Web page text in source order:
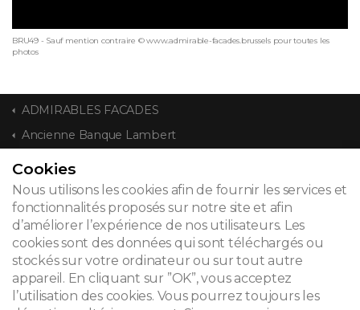
BRU49 - Sauf mention contraire © www.admirable-facades.brussels pour toutes les
photos
ADMIRABLES FACADES
Ancienne Banque Lambert
CONTACT
© 2026
Mentions légales
Cookies
Nous utilisons les cookies afin de fournir les services et
fonctionnalités proposés sur notre site et afin
d’améliorer l’expérience de nos utilisateurs. Les
cookies sont des données qui sont téléchargés ou
stockés sur votre ordinateur ou sur tout autre
appareil. En cliquant sur ”OK”, vous acceptez
l’utilisation des cookies. Vous pourrez toujours les